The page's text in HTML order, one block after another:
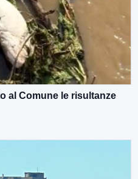
al Comune le risultanze